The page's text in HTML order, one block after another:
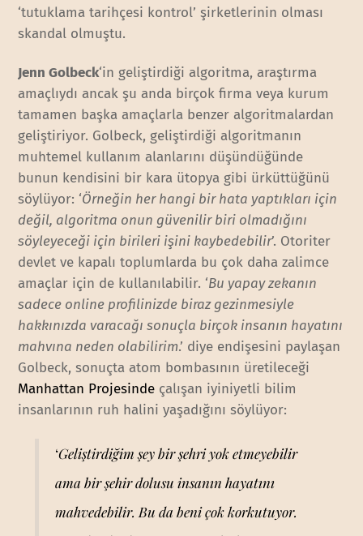
‘tutuklama tarihçesi kontrol’ şirketlerinin olması
skandal olmuştu.
Jenn Golbeck‘in geliştirdiği algoritma, araştırma
amaçlıydı ancak şu anda birçok firma veya kurum
tamamen başka amaçlarla benzer algoritmalardan
geliştiriyor. Golbeck, geliştirdiği algoritmanın
muhtemel kullanım alanlarını düşündüğünde
bunun kendisini bir kara ütopya gibi ürküttüğünü
söylüyor: ‘Örneğin her hangi bir hata yaptıkları için
değil, algoritma onun güvenilir biri olmadığını
söyleyeceği için birileri işini kaybedebilir’. Otoriter
devlet ve kapalı toplumlarda bu çok daha zalimce
amaçlar için de kullanılabilir. ‘Bu yapay zekanın
sadece online profilinizde biraz gezinmesiyle
hakkınızda varacağı sonuçla birçok insanın hayatını
mahvına neden olabilirim.’ diye endişesini paylaşan
Golbeck, sonuçta atom bombasının üretileceği
Manhattan Projesinde çalışan iyiniyetli bilim
insanlarının ruh halini yaşadığını söylüyor:
‘Geliştirdiğim şey bir şehri yok etmeyebilir
ama bir şehir dolusu insanın hayatını
mahvedebilir. Bu da beni çok korkutuyor.